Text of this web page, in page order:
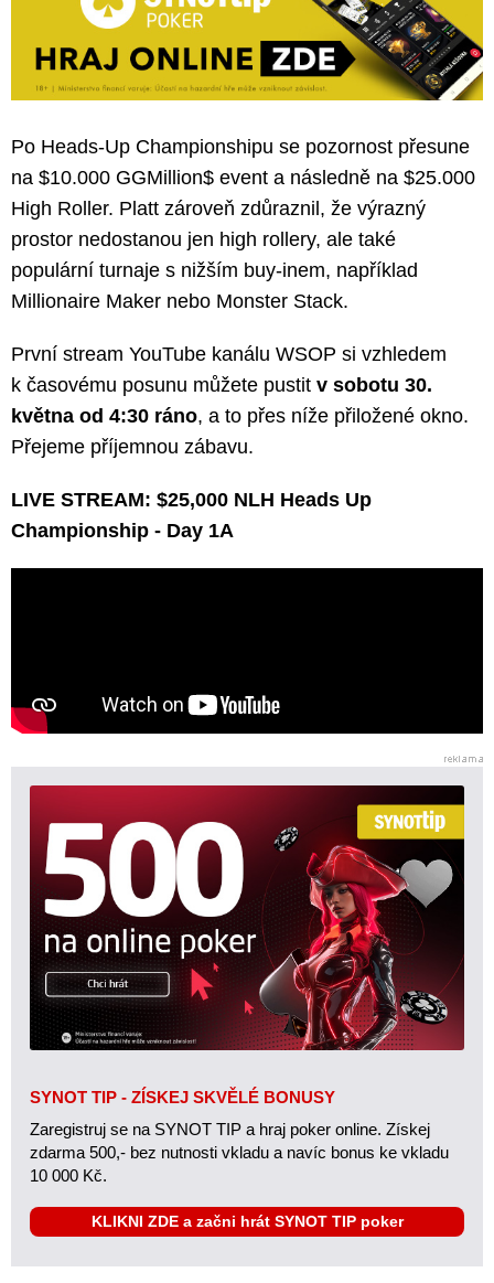
Po Heads-Up Championshipu se pozornost přesune
na $10.000 GGMillion$ event a následně na $25.000
High Roller. Platt zároveň zdůraznil, že výrazný
prostor nedostanou jen high rollery, ale také
populární turnaje s nižším buy-inem, například
Millionaire Maker nebo Monster Stack.
První stream YouTube kanálu WSOP si vzhledem
k časovému posunu můžete pustit v sobotu 30.
května od 4:30 ráno, a to přes níže přiložené okno.
Přejeme příjemnou zábavu.
LIVE STREAM: $25,000 NLH Heads Up
Championship - Day 1A
SYNOT TIP - ZÍSKEJ SKVĚLÉ BONUSY
Zaregistruj se na SYNOT TIP a hraj poker online. Získej
zdarma 500,- bez nutnosti vkladu a navíc bonus ke vkladu
10 000 Kč.
KLIKNI ZDE a začni hrát SYNOT TIP poker